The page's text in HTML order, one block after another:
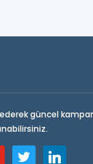
güncel
twitter linkedin